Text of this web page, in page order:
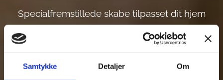
Samtykke Detaljer Om
Specialfremstillede skabe tilpasset dit hjem
40 57 27 62